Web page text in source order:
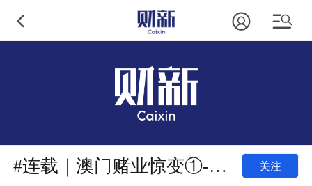
#连载｜澳门赌业惊变①-⑧（全） 关注